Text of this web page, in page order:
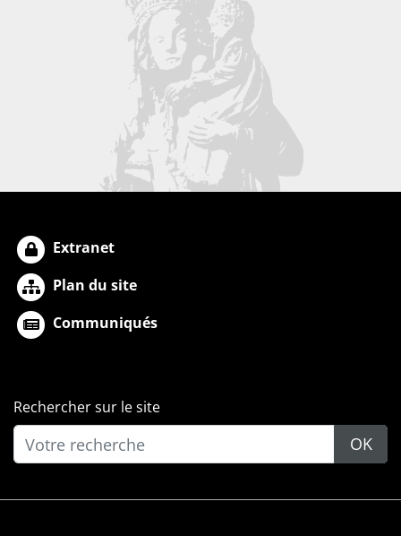
Extranet
Plan du site
Communiqués
Rechercher sur le site
OK